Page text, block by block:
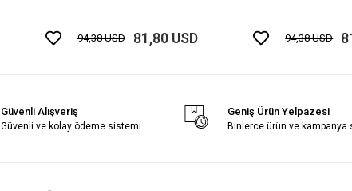
94,38 USD 81,80 USD 94,38 USD
Güvenli Alışveriş
Güvenli ve kolay ödeme sistemi
Geniş Ürün Yelpazesi
Binlerce ürün ve kampanya